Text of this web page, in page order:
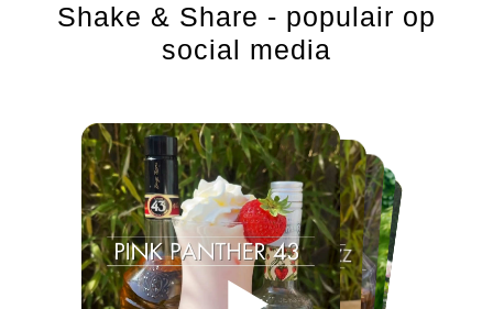
Shake & Share - populair op
social media